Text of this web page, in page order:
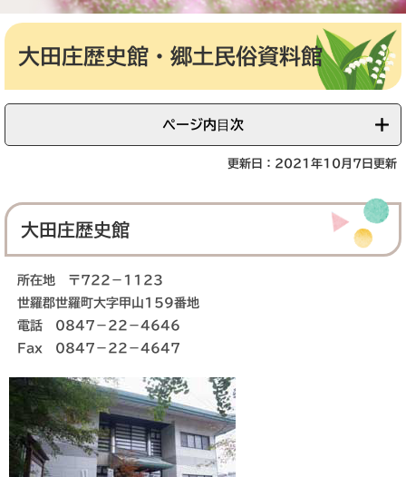
本
大田庄歴史館・郷土民俗資料館
ページ内目次
更新日：2021年10月7日更新
大田庄歴史館
所在地 〒722－1123
世羅郡世羅町大字甲山159番地
電話 0847－22－4646
Fax 0847－22－4647